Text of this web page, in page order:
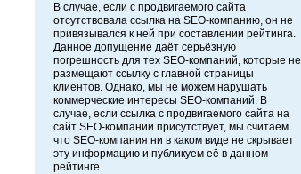
В случае, если с продвигаемого сайта
отсутствовала ссылка на SEO-компанию, он не
привязывался к ней при составлении рейтинга.
Данное допущение даёт серьёзную
погрешность для тех SEO-компаний, которые не
размещают ссылку с главной страницы
клиентов. Однако, мы не можем нарушать
коммерческие интересы SEO-компаний. В
случае, если ссылка с продвигаемого сайта на
сайт SEO-компании присутствует, мы считаем
что SEO-компания ни в каком виде не скрывает
эту информацию и публикуем её в данном
рейтинге.